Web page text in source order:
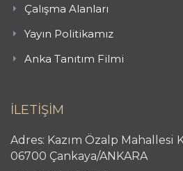
Çalışma Alanları
Yayın Politikamız
Anka Tanıtım Filmi
İLETİŞİM
Adres: Kazım Özalp Mahallesi
06700 Çankaya/ANKARA